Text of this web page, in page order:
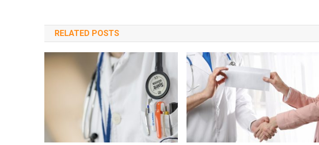
RELATED POSTS